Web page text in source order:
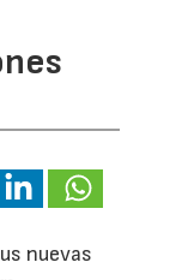
nuevas